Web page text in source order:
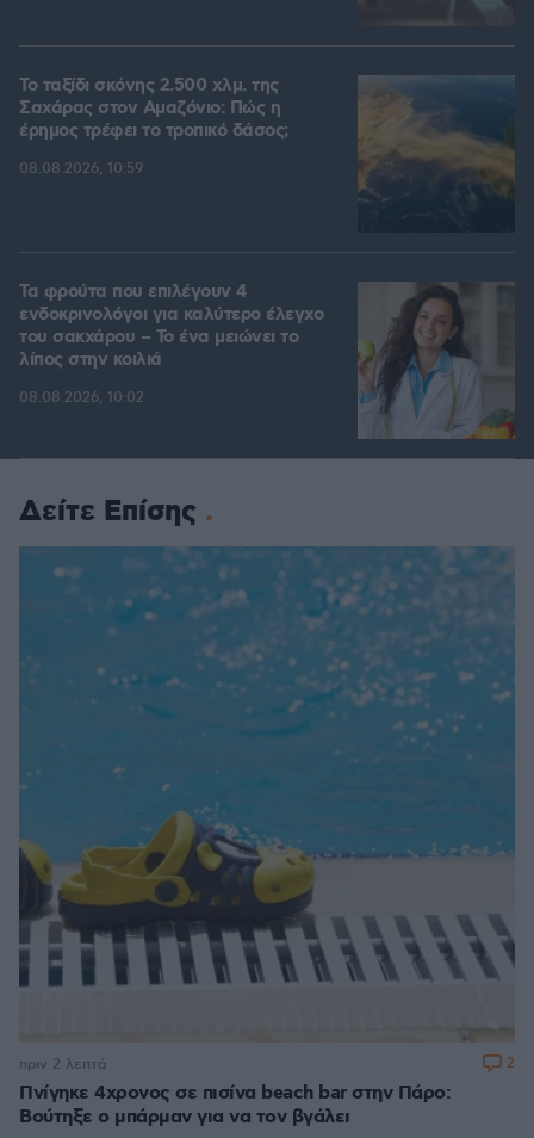
Το ταξίδι σκόνης 2.500 χλμ. της
Σαχάρας στον Αμαζόνιο: Πώς η
έρημος τρέφει το τροπικό δάσος;
08.08.2026, 10:59
Τα φρούτα που επιλέγουν 4
ενδοκρινολόγοι για καλύτερο έλεγχο
του σακχάρου – Το ένα μειώνει το
λίπος στην κοιλιά
08.08.2026, 10:02
Δείτε Επίσης
Πνίγηκε 4χρονος σε πισίνα beach bar στην Πάρο:
Βούτηξε ο μπάρμαν για να τον βγάλει
πριν 2 λεπτά 2